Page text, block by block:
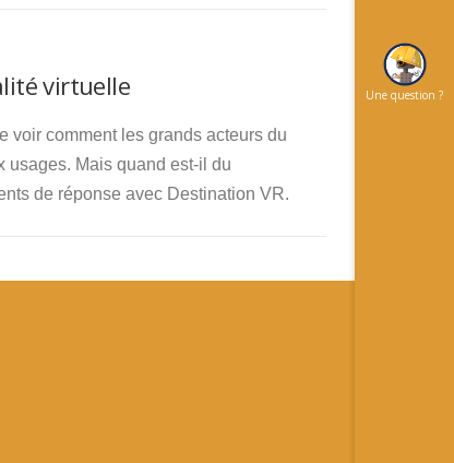
virtuelle
voir comment les grands acteurs du
usages. Mais quand est-il du
de réponse avec Destination VR.
Une question ?